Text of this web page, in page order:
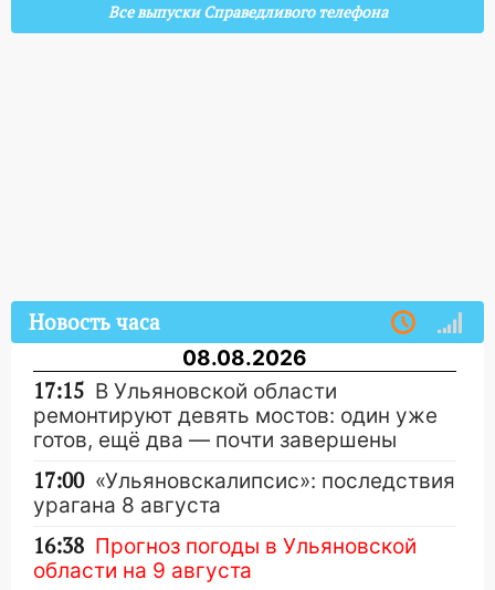
Все выпуски Справедливого телефона
Новость часа
08.08.2026
17:15 В Ульяновской области
ремонтируют девять мостов: один уже
готов, ещё два — почти завершены
17:00 «Ульяновскалипсис»: последствия
урагана 8 августа
16:38 Прогноз погоды в Ульяновской
области на 9 августа